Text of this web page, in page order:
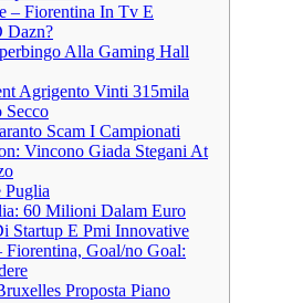
– Fiorentina In Tv E
Dazn?
Alla Gaming Hall
Agrigento Vinti 315mila
Secco
Scam I Campionati
Vincono Giada Stegani At
Puglia
60 Milioni Dalam Euro
Startup E Pmi Innovative
Fiorentina, Goal/no Goal:
Proposta Piano